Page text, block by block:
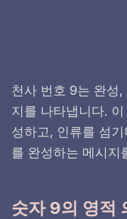
천사 번호 9는 완성,
지를 나타냅니다.
성하고, 인류를 섬
를 완성하는 메시지
숫자 9의 영적